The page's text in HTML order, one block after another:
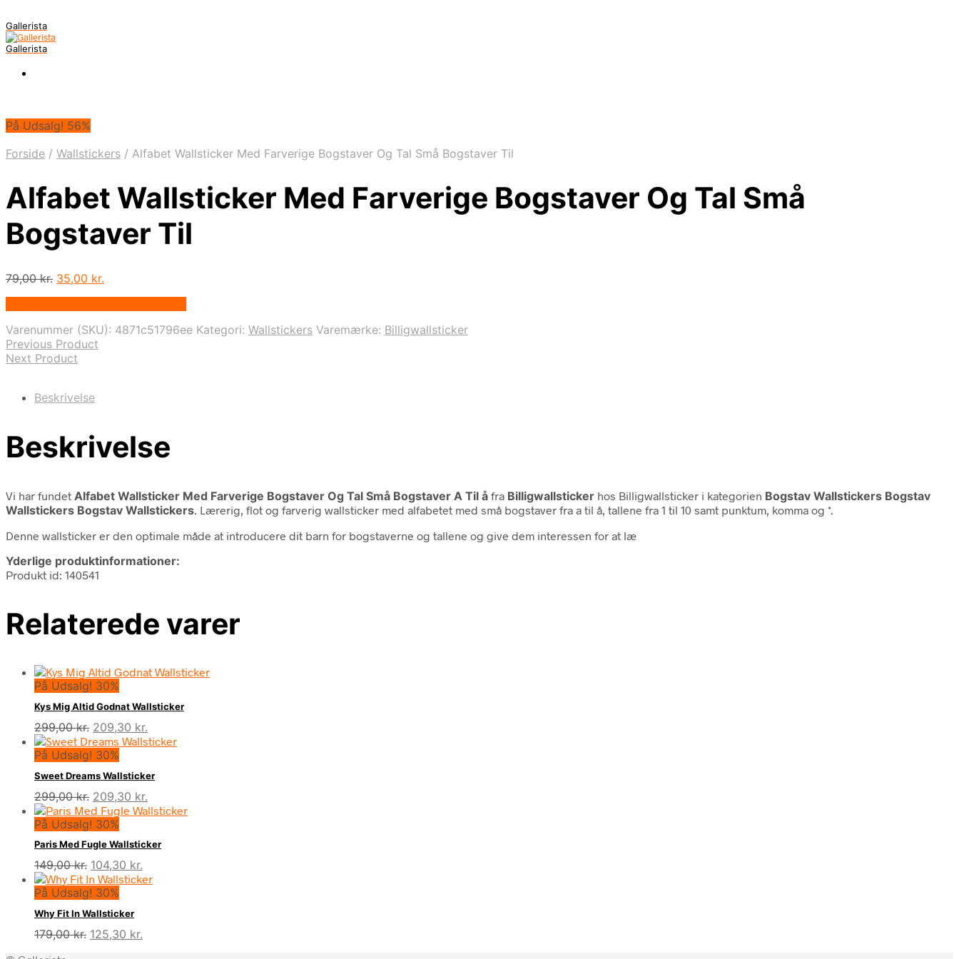
Gallerista
Gallerista
På Udsalg! 56%
Forside / Wallstickers / Alfabet Wallsticker Med Farverige Bogstaver Og Tal Små Bogstaver Til
Alfabet Wallsticker Med Farverige Bogstaver Og Tal Små
Bogstaver Til
79,00kr. Den
79,00 kr..
35,00 kr.
35,00 kr..
Varenummer (SKU): 4871c51796ee Kategori: Wallstickers Varemærke: Billigwallsticker
Previous Product
Next Product
Beskrivelse
Beskrivelse
Vi har fundet Alfabet Wallsticker Med Farverige Bogstaver Og Tal Små Bogstaver A Til å fra Billigwallsticker hos Billigwallsticker i kategorien Bogstav Wallstickers Bogstav
Wallstickers Bogstav Wallstickers . Lærerig, flot og farverig wallsticker med alfabetet med små bogstaver fra a til å, tallene fra 1 til 10 samt punktum, komma og *.
Denne wallsticker er den optimale måde at introducere dit barn for bogstaverne og tallene og give dem interessen for at læ
Yderlige produktinformationer:
Produkt id: 140541
Relaterede varer
På Udsalg! 30%
Kys Mig Altid Godnat Wallsticker
299,00kr. Den
oprindelige
pris
var:
299,00 kr..
209,30 kr.
aktuelle
209,30 kr..
På Udsalg! 30%
Sweet Dreams Wallsticker
299,00kr. Den
oprindelige
pris
var:
299,00 kr..
209,30 kr.
aktuelle
er:
209,30 kr..
På Udsalg! 30%
Paris Med Fugle Wallsticker
149,00kr. Den
oprindelige
pris
var:
149,00 kr..
104,30 kr.
aktuelle
På Udsalg! 30%
Why Fit In Wallsticker
179,00kr. Den
125,30 kr.